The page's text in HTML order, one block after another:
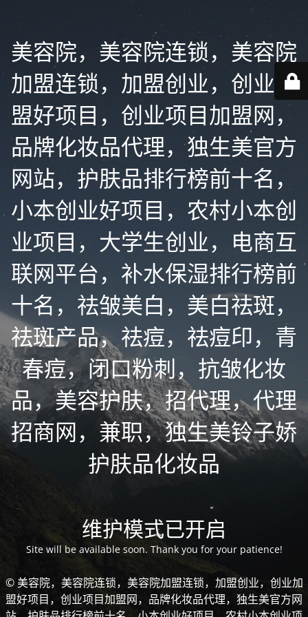
美容院，美容院连锁，美容院
加盟连锁，加盟创业，创业加
盟好项目，创业项目加盟网，
品牌化妆品代理，独生美官方
网站，护肤品排行榜前十名，
小本创业好项目，农村小本创
业项目，大学生创业，电商互
联网平台，补水保湿排行榜前
十名，祛皱美白，美白祛斑，
祛斑产品，祛痘，祛痘印，青
春痘，闭口粉刺，抗皱化妆
品，美容护肤，招代理，代理
招商网，兼职，独生美铃子娇
护肤品化妆品
维护模式已开启
Site will be available soon. Thank you for your patience!
© 美容院，美容院连锁，美容院加盟连锁，加盟创业，创业加
盟好项目，创业项目加盟网，品牌化妆品代理，独生美官方网